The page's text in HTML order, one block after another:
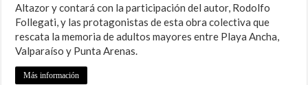
Altazor y contará con la participación del autor, Rodolfo
Follegati, y las protagonistas de esta obra colectiva que
rescata la memoria de adultos mayores entre Playa Ancha,
Valparaíso y Punta Arenas.
Más información